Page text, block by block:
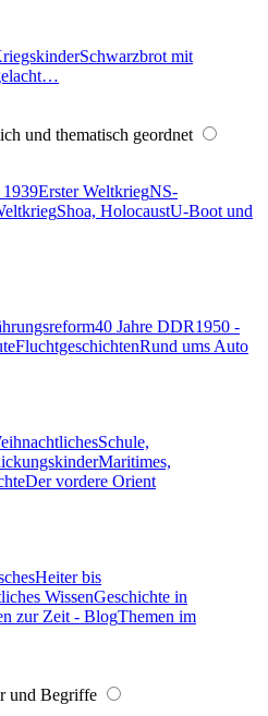
Schwarzbrot mit
und thematisch geordnet
1939Erster WeltkriegNS-
Shoa, HolocaustU-Boot und
40 Jahre DDR1950 -
FluchtgeschichtenRund ums Auto
Schule,
Maritimes,
Der vordere Orient
Heiter bis
WissenGeschichte in
zur Zeit - BlogThemen im
und Begriffe